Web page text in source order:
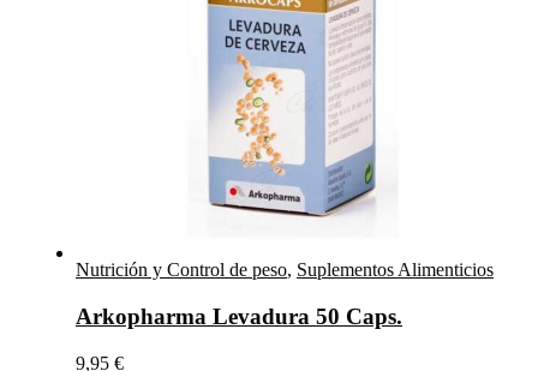
Nutrición y Control de peso, Suplementos Alimenticios
Arkopharma Levadura 50 Caps.
9,95 €